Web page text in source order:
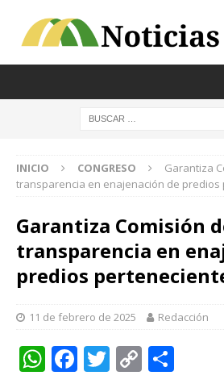
INICIO CONGRESO
Garantiza
transparencia en enajenación de predios
Garantiza Comisión
transparencia en
predios
11 de febrero de 2025 Redacción
W F T C